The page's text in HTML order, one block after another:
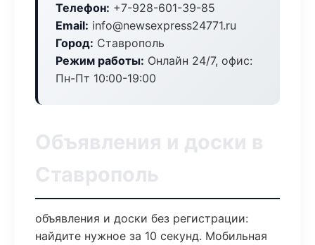
Телефон: +7-928-601-39-85
Email: info@newsexpress24771.ru
Город: Ставрополь
Режим работы: Онлайн 24/7, офис:
Пн-Пт 10:00-19:00
Объявления и доски в
Ставрополь
объявления и доски без регистрации:
найдите нужное за 10 секунд. Мобильная